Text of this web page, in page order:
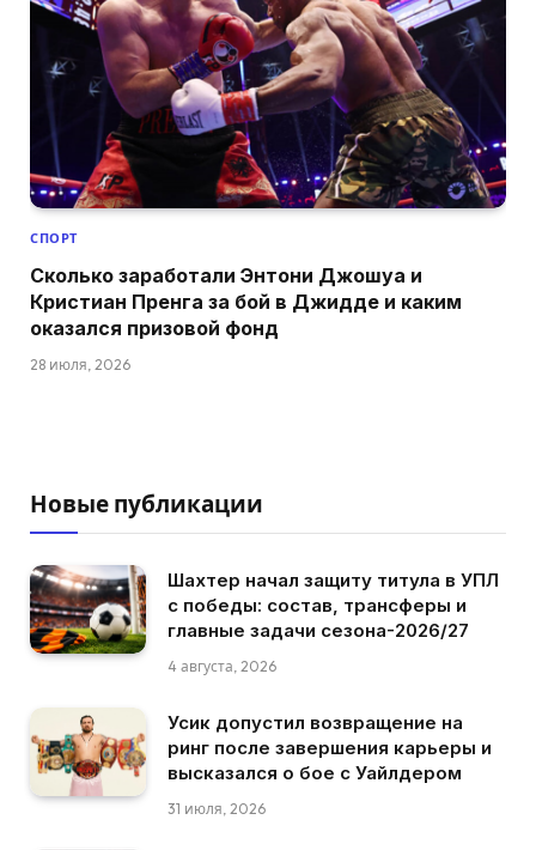
СПОРТ
Сколько заработали Энтони Джошуа и
Кристиан Пренга за бой в Джидде и каким
оказался призовой фонд
28 июля, 2026
Новые публикации
Шахтер начал защиту титула в УПЛ
с победы: состав, трансферы и
главные задачи сезона-2026/27
4 августа, 2026
Усик допустил возвращение на
ринг после завершения карьеры и
высказался о бое с Уайлдером
31 июля, 2026